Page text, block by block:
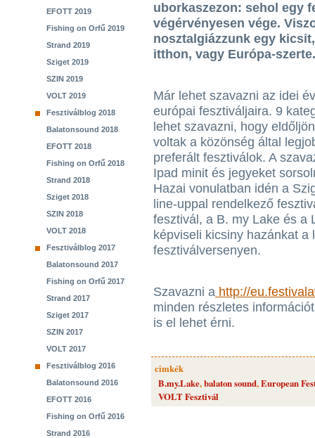
EFOTT 2019
Fishing on Orfű 2019
Strand 2019
Sziget 2019
SZIN 2019
VOLT 2019
Fesztiválblog 2018
Balatonsound 2018
EFOTT 2018
Fishing on Orfű 2018
Strand 2018
Sziget 2018
SZIN 2018
VOLT 2018
Fesztiválblog 2017
Balatonsound 2017
Fishing on Orfű 2017
Strand 2017
Sziget 2017
SZIN 2017
VOLT 2017
Fesztiválblog 2016
Balatonsound 2016
EFOTT 2016
Fishing on Orfű 2016
Strand 2016
uborkaszezon: sehol egy
végérvényesen vége.
nosztalgiázzunk egy
itthon, vagy Európa-szerte.
Már lehet szavazni az idei
európai fesztiváljaira. 9
lehet szavazni, hogy
voltak a közönség által
preferált fesztiválok. A
Ipad minit és jegyeket
Hazai vonulatban idén a
line-uppal rendelkező
fesztivál, a B. my Lake és a
képviseli kicsiny hazánkat a
fesztiválversenyen.
Szavazni a http://
minden részletes
is el lehet érni.
cimkék
B.my.Lake,balaton sound,European
VOLT Fesztivál